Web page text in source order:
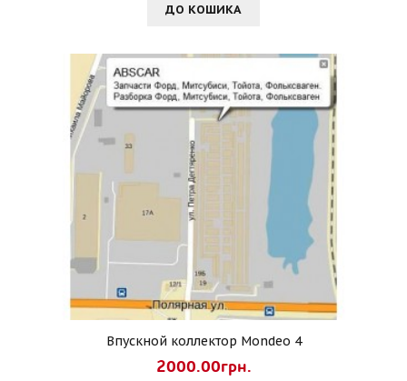
ДО КОШИКА
Впускной коллектор Mondeo 4
2000.00грн.